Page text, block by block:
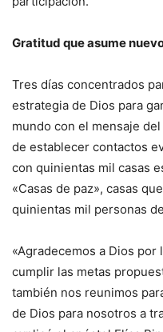
Gratitud que asume
Tres días concentrados
estrategia de Dios para
mundo con el mensaje
de establecer contactos
con quinientas mil casas
«Casas de paz», casas
quinientas mil personas
«Agradecemos a Dios
cumplir las metas
también nos reunimos
de Dios para nosotros a